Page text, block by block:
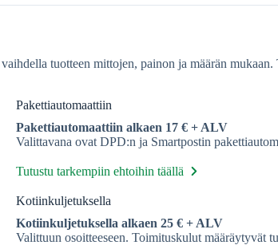
tuotteen mittojen, painon ja määrän
Pakettiautomaattiin
Pakettiautomaattiin alkaen 17 € + ALV
Valittavana ovat DPD:n ja Smartpostin
Tutustu tarkempiin ehtoihin täällä
Kotiinkuljetuksella
Kotiinkuljetuksella alkaen 25 € + ALV
Valittuun osoitteeseen. Toimituskulut määräytyvät